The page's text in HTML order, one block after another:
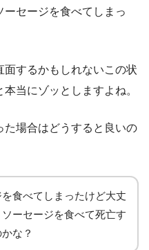
セージを食べてしまっ
するかもしれないこの状
当にゾッとしますよね。
た場合はどうすると良いの
食べてしまったけど大丈
ーセージを食べて死亡す
な？